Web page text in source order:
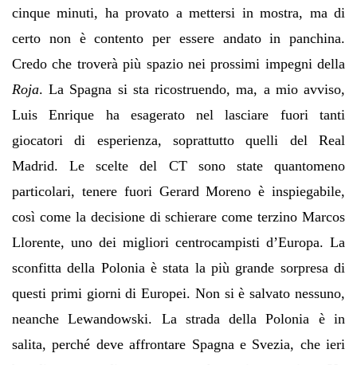
cinque minuti, ha provato a mettersi in mostra, ma di
certo non è contento per essere andato in panchina.
Credo che troverà più spazio nei prossimi impegni della
Roja. La Spagna si sta ricostruendo, ma, a mio avviso,
Luis Enrique ha esagerato nel lasciare fuori tanti
giocatori di esperienza, soprattutto quelli del Real
Madrid. Le scelte del CT sono state quantomeno
particolari, tenere fuori Gerard Moreno è inspiegabile,
così come la decisione di schierare come terzino Marcos
Llorente, uno dei migliori centrocampisti d’Europa. La
sconfitta della Polonia è stata la più grande sorpresa di
questi primi giorni di Europei. Non si è salvato nessuno,
neanche Lewandowski. La strada della Polonia è in
salita, perché deve affrontare Spagna e Svezia, che ieri